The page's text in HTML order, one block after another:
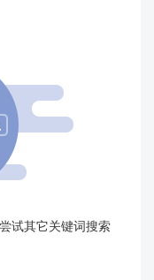
试其它关键词搜索